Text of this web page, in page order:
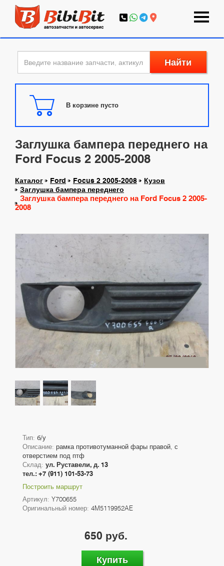
Найти
В корзине пусто
Заглушка бампера переднего на
Ford Focus 2 2005-2008
Каталог Ford Focus 2 2005-2008
Кузов
Заглушка бампера переднего
Заглушка бампера переднего на Ford Focus 2 2005-
2008
Тип: б/у
Описание: рамка противотуманной фары правой, с
отверстием под птф
Склад: ул. Руставели, д. 13
тел.: +7 (911) 101-53-73
Построить маршрут
Артикул: Y700655
Оригинальный номер: 4M5119952AE
650 руб.
Купить